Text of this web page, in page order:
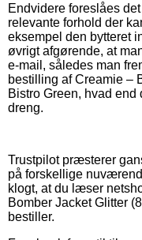
Endvidere foreslåes
relevante forhold der
eksempel den bytteret
øvrigt afgørende, at
e-mail, således man
bestilling af Creamie –
Bistro Green, hvad
dreng.
Trustpilot præsterer
på forskellige
klogt, at du læser
Bomber Jacket Glitter
bestiller.